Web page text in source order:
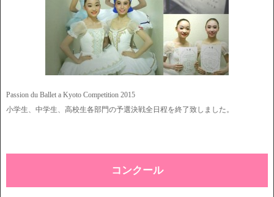
Passion du Ballet a Kyoto Competition 2015
小学生、中学生、高校生各部門の予選決戦全日程を終了致しました。
コンクール